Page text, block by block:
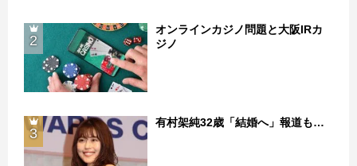
2
オンラインカジノ問題と大阪IRカ
ジノ
3
有村架純32歳「結婚へ」報道も…